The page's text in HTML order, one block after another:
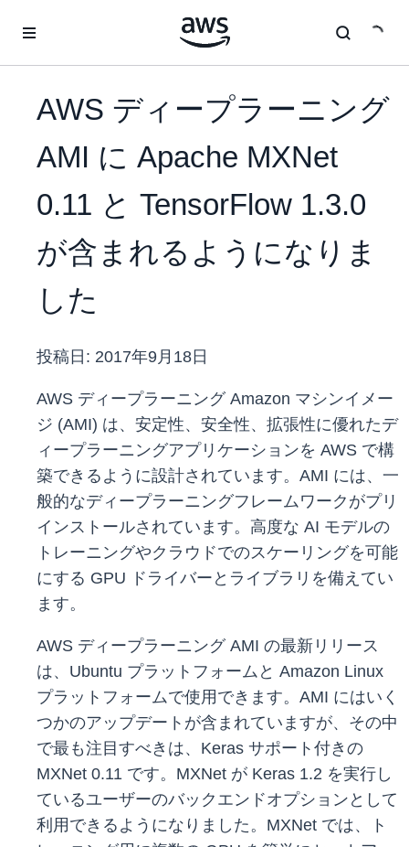
AWS ディープラーニング
AMI に Apache MXNet
0.11 と TensorFlow 1.3.0
が含まれるようになりま
した
投稿日: 2017年9月18日
AWS ディープラーニング Amazon マシンイメー
ジ (AMI) は、安定性、安全性、拡張性に優れたデ
ィープラーニングアプリケーションを AWS で構
築できるように設計されています。AMI には、一
般的なディープラーニングフレームワークがプリ
インストールされています。高度な AI モデルの
トレーニングやクラウドでのスケーリングを可能
にする GPU ドライバーとライブラリを備えてい
ます。
AWS ディープラーニング AMI の最新リリース
は、Ubuntu プラットフォームと Amazon Linux
プラットフォームで使用できます。AMI にはいく
つかのアップデートが含まれていますが、その中
で最も注目すべきは、Keras サポート付きの
MXNet 0.11 です。MXNet が Keras 1.2 を実行し
ているユーザーのバックエンドオプションとして
利用できるようになりました。MXNet では、ト